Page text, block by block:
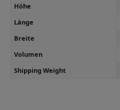
Höhe
Länge
Breite
Volumen
Shipping Weight